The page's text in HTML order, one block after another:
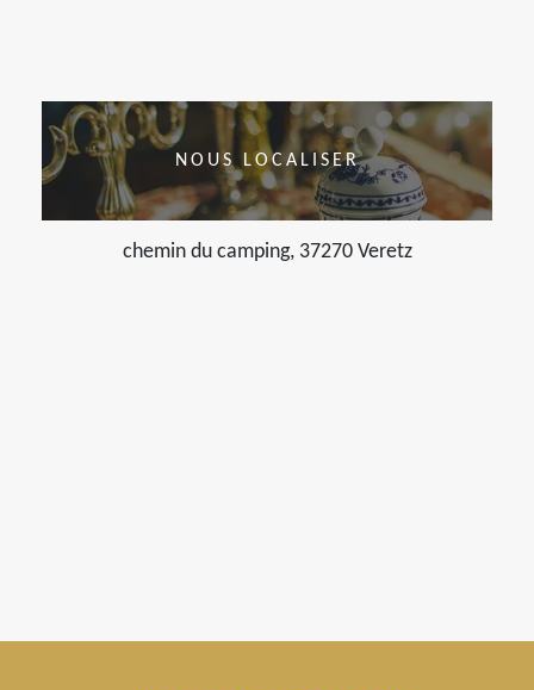
NOUS LOCALISER
chemin du camping, 37270 Veretz